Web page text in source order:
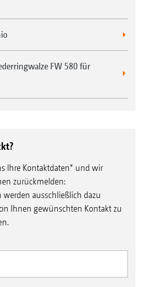
FW 580 für
Ihre Kontaktdaten* und wir
zurückmelden:
werden ausschließlich dazu
Ihnen gewünschten Kontakt zu